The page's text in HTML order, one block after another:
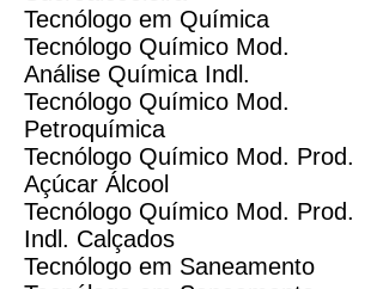
Tecnólogo em Química
Tecnólogo Químico Mod.
Análise Química Indl.
Tecnólogo Químico Mod.
Petroquímica
Tecnólogo Químico Mod. Prod.
Açúcar Álcool
Tecnólogo Químico Mod. Prod.
Indl. Calçados
Tecnólogo em Saneamento